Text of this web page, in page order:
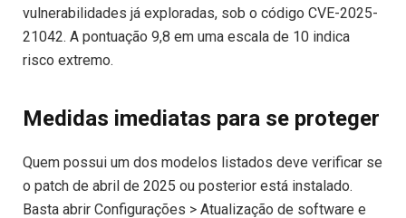
vulnerabilidades já exploradas, sob o código CVE-2025-
21042. A pontuação 9,8 em uma escala de 10 indica
risco extremo.
Medidas imediatas para se proteger
Quem possui um dos modelos listados deve verificar se
o patch de abril de 2025 ou posterior está instalado.
Basta abrir Configurações > Atualização de software e